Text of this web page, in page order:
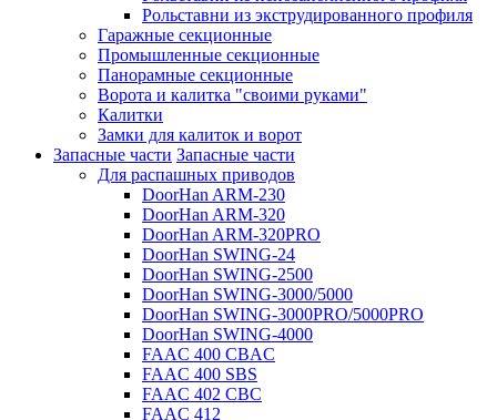
Рольставни из экструдированного профиля
Гаражные секционные
Промышленные секционные
Панорамные секционные
Ворота и калитка "своими руками"
Калитки
Замки для калиток и ворот
Запасные части Запасные части
Для распашных приводов
DoorHan ARM-230
DoorHan ARM-320
DoorHan ARM-320PRO
DoorHan SWING-24
DoorHan SWING-2500
DoorHan SWING-3000/5000
DoorHan SWING-3000PRO/5000PRO
DoorHan SWING-4000
FAAC 400 CBAC
FAAC 400 SBS
FAAC 402 CBC
FAAC 412